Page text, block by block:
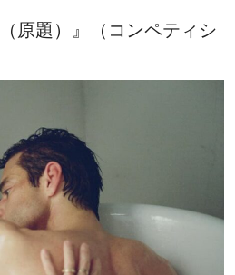
原題）』（コンペティシ